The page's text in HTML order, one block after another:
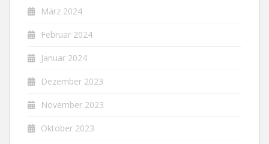
März 2024
Februar 2024
Januar 2024
Dezember 2023
November 2023
Oktober 2023